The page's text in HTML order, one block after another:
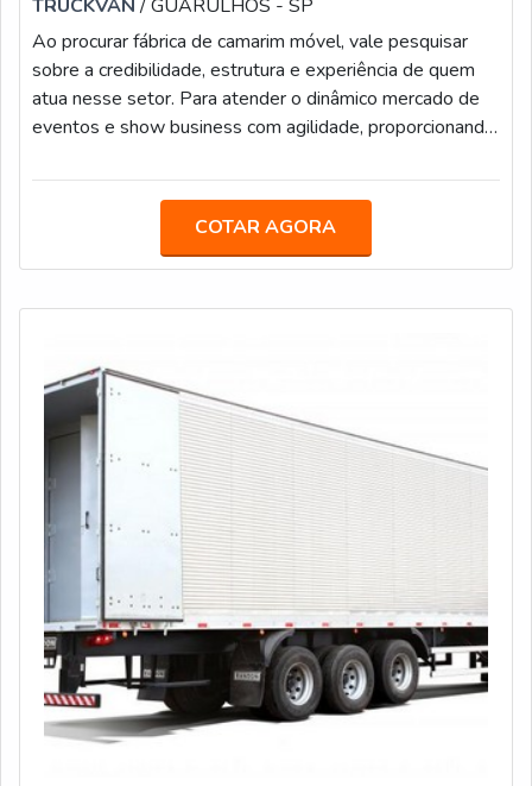
TRUCKVAN/ GUARULHOS - SP
Ao procurar fábrica de camarim móvel, vale pesquisar
sobre a credibilidade, estrutura e experiência de quem
atua nesse setor. Para atender o dinâmico mercado de
eventos e show business com agilidade, proporcionando
e artistas, a Truckvan desenvolveu soluções sobre rodas
ESTÃO EQUIPADOS OS CAMARINS MÓVEISO
camarim 1 possui autonomia em energia e climatização e
COTAR AGORA